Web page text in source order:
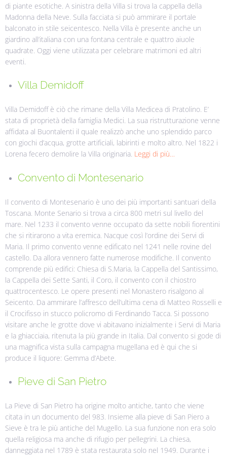
di piante esotiche. A sinistra della Villa si trova la cappella della
Madonna della Neve. Sulla facciata si può ammirare il portale
balconato in stile seicentesco. Nella Villa è presente anche un
giardino all’italiana con una fontana centrale e quattro aiuole
quadrate. Oggi viene utilizzata per celebrare matrimoni ed altri
eventi.
Villa Demidoff
Villa Demidoff è ciò che rimane della Villa Medicea di Pratolino. E’
stata di proprietà della famiglia Medici. La sua ristrutturazione venne
affidata al Buontalenti il quale realizzò anche uno splendido parco
con giochi d’acqua, grotte artificiali, labirinti e molto altro. Nel 1822 i
Lorena fecero demolire la Villa originaria. Leggi di più…
Convento di Montesenario
Il convento di Montesenario è uno dei più importanti santuari della
Toscana. Monte Senario si trova a circa 800 metri sul livello del
mare. Nel 1233 il convento venne occupato da sette nobili fiorentini
che si ritirarono a vita eremica. Nacque così l’ordine dei Servi di
Maria. Il primo convento venne edificato nel 1241 nelle rovine del
castello. Da allora vennero fatte numerose modifiche. Il convento
comprende più edifici: Chiesa di S.Maria, la Cappella del Santissimo,
la Cappella dei Sette Santi, il Coro, il convento con il chiostro
quattrocentesco. Le opere presenti nel Monastero risalgono al
Seicento. Da ammirare l’affresco dell’ultima cena di Matteo Rosselli e
il Crocifisso in stucco policromo di Ferdinando Tacca. Si possono
visitare anche le grotte dove vi abitavano inizialmente i Servi di Maria
e la ghiacciaia, ritenuta la più grande in Italia. Dal convento si gode di
una magnifica vista sulla campagna mugellana ed è qui che si
produce il liquore: Gemma d’Abete.
Pieve di San Pietro
La Pieve di San Pietro ha origine molto antiche, tanto che viene
citata in un documento del 983. Insieme alla pieve di San Piero a
Sieve è tra le più antiche del Mugello. La sua funzione non era solo
quella religiosa ma anche di rifugio per pellegrini. La chiesa,
danneggiata nel 1789 è stata restaurata solo nel 1949. Durante i